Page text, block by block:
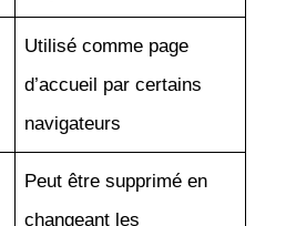
Utilisé comme page
d’accueil par certains
navigateurs
Peut être supprimé en
changeant les